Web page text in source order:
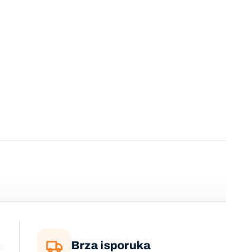
Brza isporuka